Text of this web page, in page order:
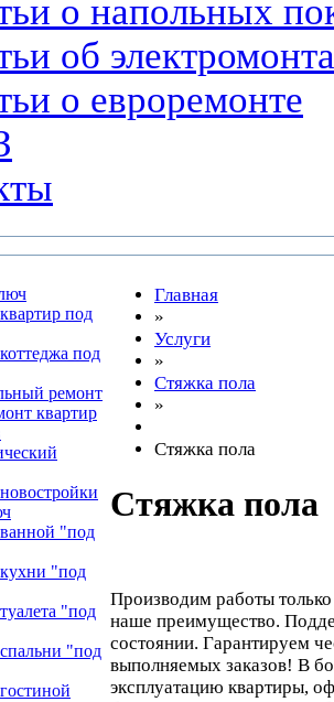
о напольных
об
о евроремонте
под
под
ремонт
квартир
"под
"под
"под
"под
Главная
»
Услуги
»
Стяжка пола
»
Стяжка пола
Стяжка пола
Производим работы
наше преимущество.
состоянии. Гарантируем
выполняемых заказов! В
эксплуатацию квартиры,